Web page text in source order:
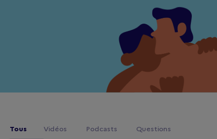
Tous Vidéos 0 Résultat
Podcasts 0 Résultat
Questions